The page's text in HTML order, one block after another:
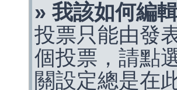
» 我該如何編
投票只能由發
個投票，請點
關設定總是在